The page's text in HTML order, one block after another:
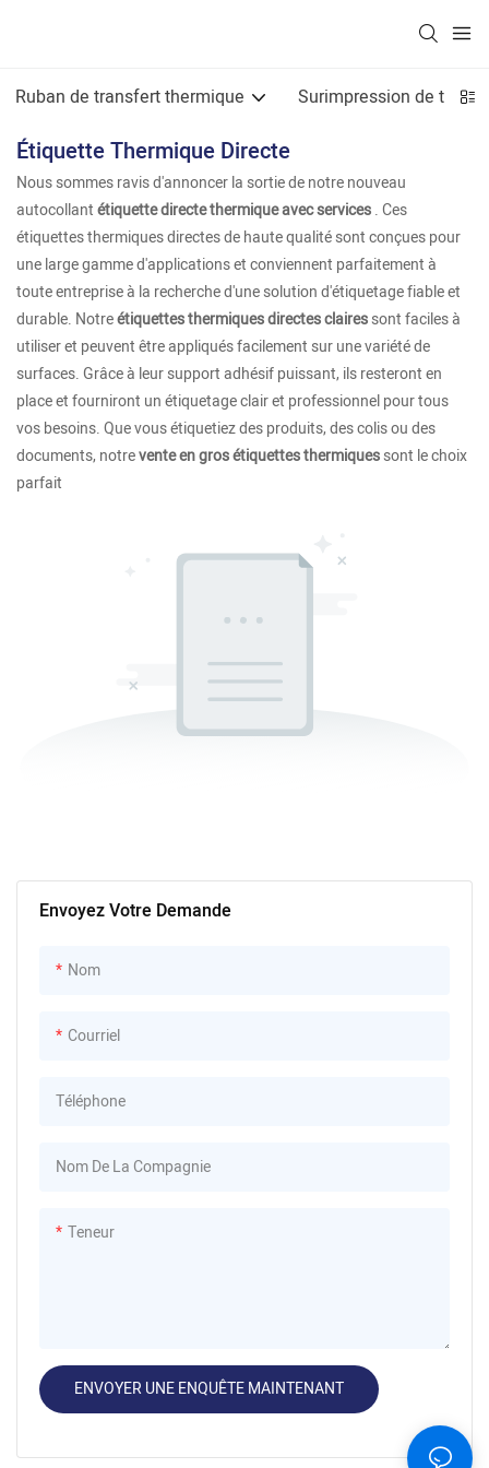
Ruban de transfert thermique Surimpression de
Étiquette Thermique Directe
Nous sommes ravis d'annoncer la sortie de notre nouveau
autocollantétiquette directe thermique avec services. Ces
étiquettes thermiques directes de haute qualité sont conçues pour
une large gamme d'applications et conviennent parfaitement à
toute entreprise à la recherche d'une solution d'étiquetage fiable et
durable. Notreétiquettes thermiques directes clairessont faciles à
utiliser et peuvent être appliqués facilement sur une variété de
surfaces. Grâce à leur support adhésif puissant, ils resteront en
place et fourniront un étiquetage clair et professionnel pour tous
vos besoins. Que vous étiquetiez des produits, des colis ou des
documents, notrevente en gros étiquettes thermiquessont le choix
parfait
Envoyez Votre Demande
Nom
Courriel
Téléphone
Nom De La Compagnie
Teneur
ENVOYER UNE ENQUÊTE MAINTENANT